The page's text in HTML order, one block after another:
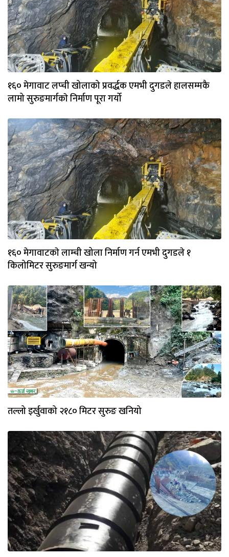
१६० मेगावाट लप्ची खोलाको प्रवर्द्धक एमभी दुगडले हालसम्मकै
लामो सुरुङमार्गकाे निर्माण पूरा गर्यो
१६० मेगावाटकाे लाम्ची खोला निर्माण गर्न एमभी दुगडले १
किलोमिटर सुरुङमार्ग खन्यो
तल्लो इर्खुवाको २१८० मिटर सुरुङ खनियो